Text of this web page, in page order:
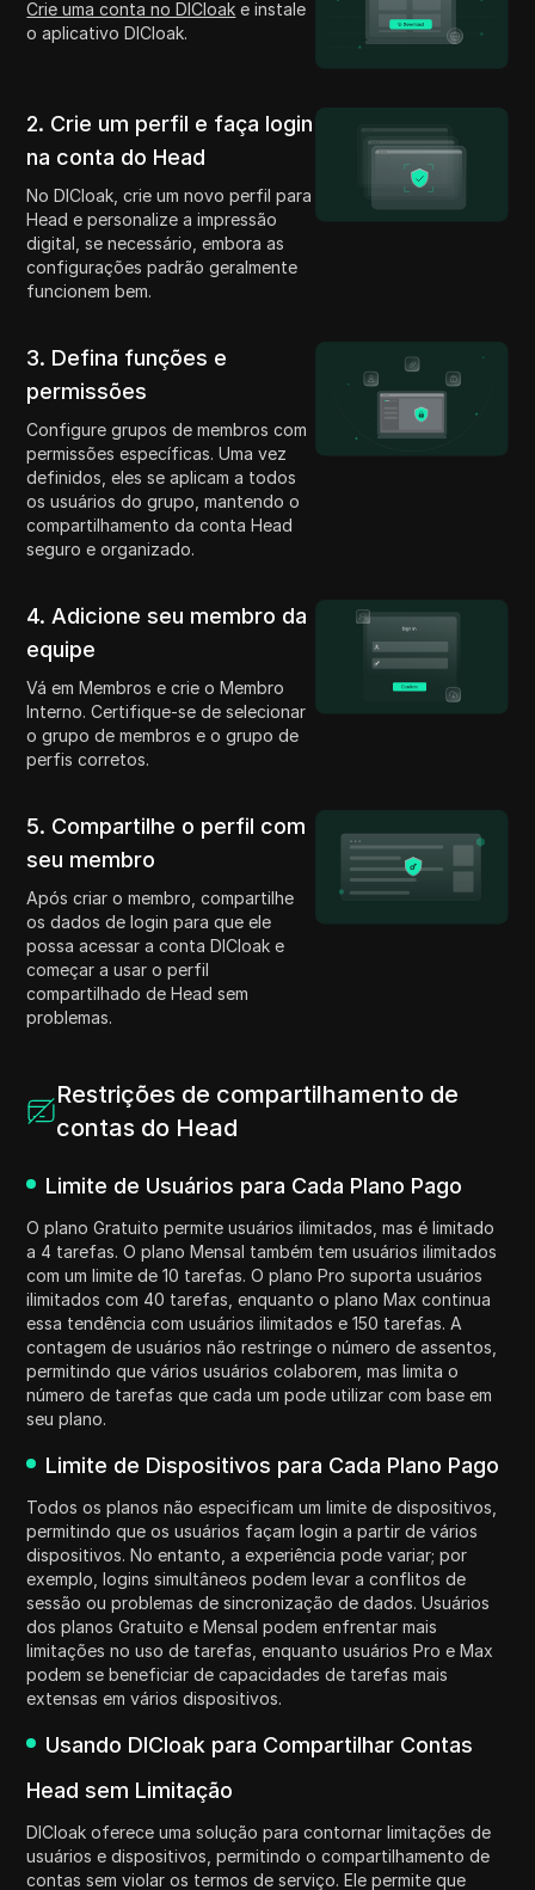
Crie uma conta no DICloak e instale
o aplicativo DICloak.
2. Crie um perfil e faça login
na conta do Head
No DICloak, crie um novo perfil para
Head e personalize a impressão
digital, se necessário, embora as
configurações padrão geralmente
funcionem bem.
3. Defina funções e
permissões
Configure grupos de membros com
permissões específicas. Uma vez
definidos, eles se aplicam a todos
os usuários do grupo, mantendo o
compartilhamento da conta Head
seguro e organizado.
4. Adicione seu membro da
equipe
Vá em Membros e crie o Membro
Interno. Certifique-se de selecionar
o grupo de membros e o grupo de
perfis corretos.
5. Compartilhe o perfil com
seu membro
Após criar o membro, compartilhe
os dados de login para que ele
possa acessar a conta DICloak e
começar a usar o perfil
compartilhado de Head sem
problemas.
Restrições de compartilhamento de
contas do Head
Limite de Usuários para Cada Plano Pago
O plano Gratuito permite usuários ilimitados, mas é limitado
a 4 tarefas. O plano Mensal também tem usuários ilimitados
com um limite de 10 tarefas. O plano Pro suporta usuários
ilimitados com 40 tarefas, enquanto o plano Max continua
essa tendência com usuários ilimitados e 150 tarefas. A
contagem de usuários não restringe o número de assentos,
permitindo que vários usuários colaborem, mas limita o
número de tarefas que cada um pode utilizar com base em
seu plano.
Limite de Dispositivos para Cada Plano Pago
Todos os planos não especificam um limite de dispositivos,
permitindo que os usuários façam login a partir de vários
dispositivos. No entanto, a experiência pode variar; por
exemplo, logins simultâneos podem levar a conflitos de
sessão ou problemas de sincronização de dados. Usuários
dos planos Gratuito e Mensal podem enfrentar mais
limitações no uso de tarefas, enquanto usuários Pro e Max
podem se beneficiar de capacidades de tarefas mais
extensas em vários dispositivos.
Usando DICloak para Compartilhar Contas
Head sem Limitação
DICloak oferece uma solução para contornar limitações de
usuários e dispositivos, permitindo o compartilhamento de
contas sem violar os termos de serviço. Ele permite que